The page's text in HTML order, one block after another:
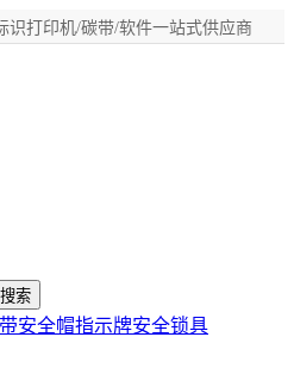
识打印机/碳带/软件一站式供应商
搜索
安全帽指示牌安全锁具